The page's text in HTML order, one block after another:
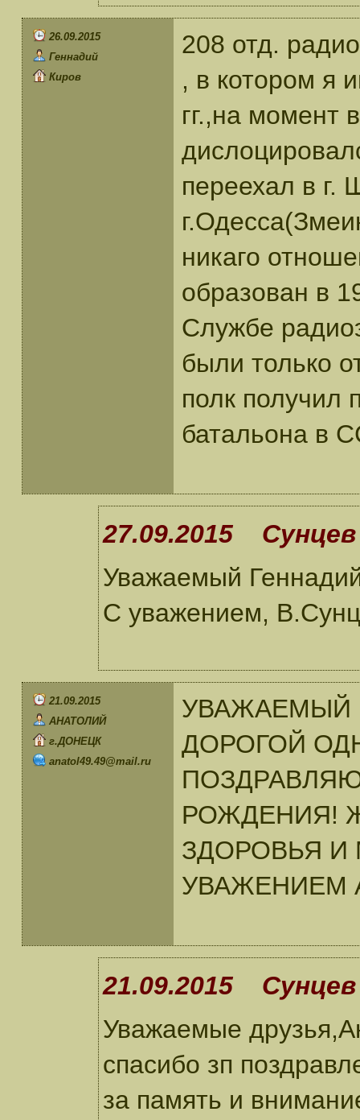
26.09.2015
Геннадий
Киров
208 отд.
, в котором я
гг.,на момент
переехал в г.
никаго
образован в
Службе
были только
полк получил
батальона в
27.09.2015
Уважаемый
С уважением,
21.09.2015
АНАТОЛИЙ
г.ДОНЕЦК
anatol49.49@mail.ru
УВАЖАЕМЫЙ
ДОРОГОЙ
РОЖДЕНИЯ!
ЗДОРОВЬЯ И
УВАЖЕНИЕМ
21.09.2015
Уважаемые
спасибо зп
за память и